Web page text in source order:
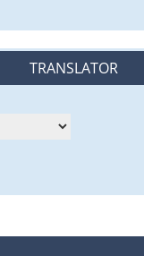
TRANSLATOR